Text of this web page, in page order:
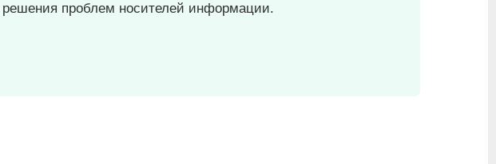
проблем носителей информации.